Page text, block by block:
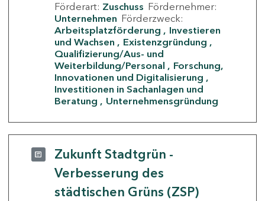
Förderart: Zuschuss Fördernehmer:
Unternehmen Förderzweck:
Arbeitsplatzförderung
Investieren
und Wachsen
Existenzgründung
Qualifizierung/Aus- und
Weiterbildung/Personal
Forschung,
Innovationen und Digitalisierung
Investitionen in Sachanlagen und
Beratung
Unternehmensgründung
Zukunft Stadtgrün -
Verbesserung des
städtischen Grüns (ZSP)